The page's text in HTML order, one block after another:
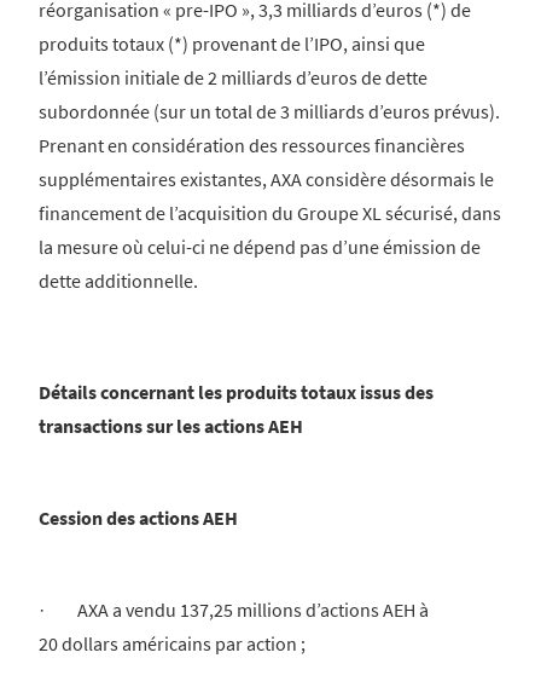
réorganisation « pre-IPO », 3,3 milliards d’euros (*) de
produits totaux (*) provenant de l’IPO, ainsi que
l’émission initiale de 2 milliards d’euros de dette
subordonnée (sur un total de 3 milliards d’euros prévus).
Prenant en considération des ressources financières
supplémentaires existantes, AXA considère désormais le
financement de l’acquisition du Groupe XL sécurisé, dans
la mesure où celui-ci ne dépend pas d’une émission de
dette additionnelle.
Détails concernant les produits totaux issus des
transactions sur les actions AEH
Cession des actions AEH
· AXA a vendu 137,25 millions d’actions AEH à
20 dollars américains par action ;